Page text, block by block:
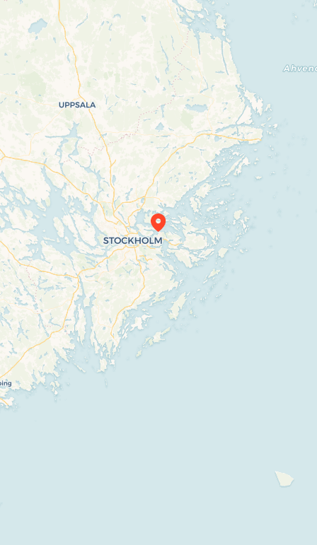
Travelers’ Map is loading…
If you see this after your page is loaded
completely, leafletJS files are missing.